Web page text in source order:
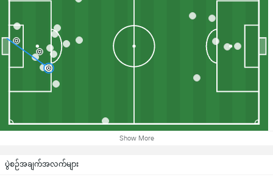
Show More
ပွဲစဉ်အချက်အလက်များ